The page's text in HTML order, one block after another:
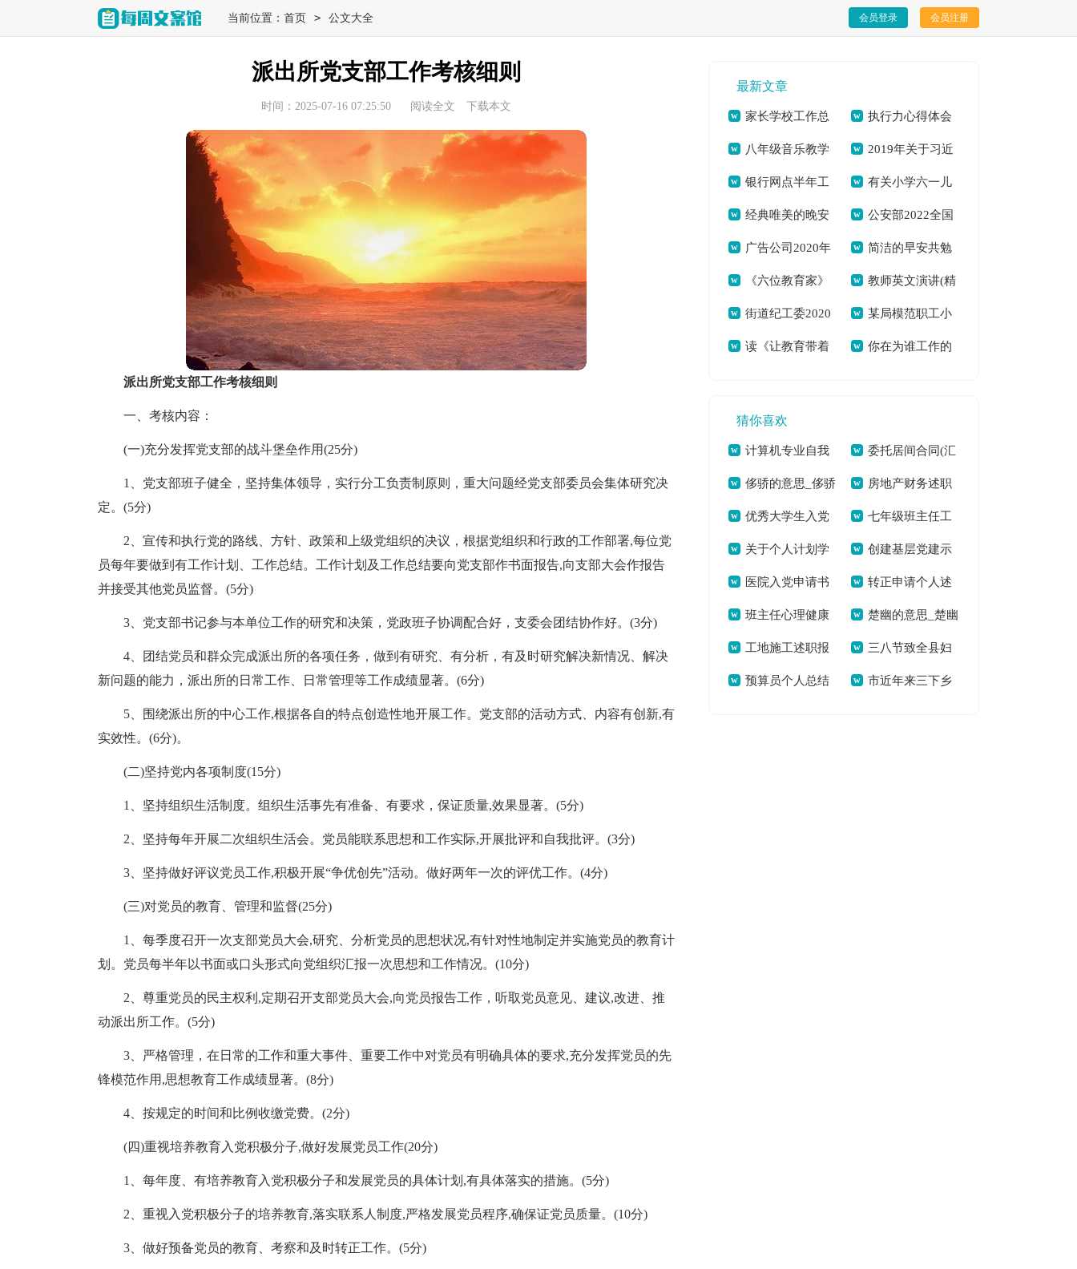
当前位置： 首页 > 公文大全 会员登录 会员注册
派出所党支部工作考核细则
时间：2025-07-16 07:25:50 阅读全文 下载本文
派出所党支部工作考核细则
一、考核内容：
(一)充分发挥党支部的战斗堡垒作用(25分)
1、党支部班子健全，坚持集体领导，实行分工负责制原则，重大问题经党支部委员会集体研究决
定。(5分)
2、宣传和执行党的路线、方针、政策和上级党组织的决议，根据党组织和行政的工作部署,每位党
员每年要做到有工作计划、工作总结。工作计划及工作总结要向党支部作书面报告,向支部大会作报告
并接受其他党员监督。(5分)
3、党支部书记参与本单位工作的研究和决策，党政班子协调配合好，支委会团结协作好。(3分)
4、团结党员和群众完成派出所的各项任务，做到有研究、有分析，有及时研究解决新情况、解决
新问题的能力，派出所的日常工作、日常管理等工作成绩显著。(6分)
5、围绕派出所的中心工作,根据各自的特点创造性地开展工作。党支部的活动方式、内容有创新,有
实效性。(6分)。
(二)坚持党内各项制度(15分)
1、坚持组织生活制度。组织生活事先有准备、有要求，保证质量,效果显著。(5分)
2、坚持每年开展二次组织生活会。党员能联系思想和工作实际,开展批评和自我批评。(3分)
3、坚持做好评议党员工作,积极开展“争优创先”活动。做好两年一次的评优工作。(4分)
(三)对党员的教育、管理和监督(25分)
1、每季度召开一次支部党员大会,研究、分析党员的思想状况,有针对性地制定并实施党员的教育计
划。党员每半年以书面或口头形式向党组织汇报一次思想和工作情况。(10分)
2、尊重党员的民主权利,定期召开支部党员大会,向党员报告工作，听取党员意见、建议,改进、推
动派出所工作。(5分)
3、严格管理，在日常的工作和重大事件、重要工作中对党员有明确具体的要求,充分发挥党员的先
锋模范作用,思想教育工作成绩显著。(8分)
4、按规定的时间和比例收缴党费。(2分)
(四)重视培养教育入党积极分子,做好发展党员工作(20分)
1、每年度、有培养教育入党积极分子和发展党员的具体计划,有具体落实的措施。(5分)
2、重视入党积极分子的培养教育,落实联系人制度,严格发展党员程序,确保证党员质量。(10分)
3、做好预备党员的教育、考察和及时转正工作。(5分)
最新文章
家长学校工作总
结[本文共812字]
执行力心得体会
[本文共6919字]
八年级音乐教学
计划[本文共4300字]
2019年关于习近
平总书记向国家勋章
和国家荣誉称号获得
者颁授勋章奖章并发
表重要讲话的思想汇
报[本文共939字]
银行网点半年工
作总结(精选多篇)[本
文共9790字]
有关小学六一儿
童节活动策划方案
[本文共3692字]
经典唯美的晚安
心语QQ[本文共3674
字]
公安部2022全国
中小学生安全教育日
观后感（通用多篇）
[本文共5071字]
广告公司2020年
度工作计划[本文共
3413字]
简洁的早安共勉
句子朋友圈[本文共
7361字]
《六位教育家》
读后感——学习陶行
知事迹有感[本文共
教师英文演讲(精
选多篇)[本文共1480
字]
街道纪工委2020
年上半年工作总结及
文共2929字]
某局模范职工小
家先进事迹材料[本
读《让教育带着
做一位有温度的教师
[本文共1007字]
你在为谁工作的
猜你喜欢
计算机专业自我
评价[本文共2740字]
委托居间合同(汇
编13篇)[本文共
14701字]
侈骄的意思_侈骄
的拼音[本文共34字]
房地产财务述职
报告(6篇)[本文共
10088字]
优秀大学生入党
申请书范文4000字
[本文共2349字]
七年级班主任工
作总结【热】[本文
共29918字]
关于个人计划学
生会汇编10篇[本文
共10986字]
创建基层党建示
范村工作汇报(精选
多篇)[本文共7432
字]
医院入党申请书
(精选多篇)[本文共
7692字]
转正申请个人述
职(精选多篇)[本文共
4920字]
班主任心理健康
培训总结(通用5篇)
[本文共9576字]
楚幽的意思_楚幽
的拼音[本文共36字]
工地施工述职报
告[本文共3078字]
三八节致全县妇
女姐妹的感谢信[本
预算员个人总结 市近年来三下乡